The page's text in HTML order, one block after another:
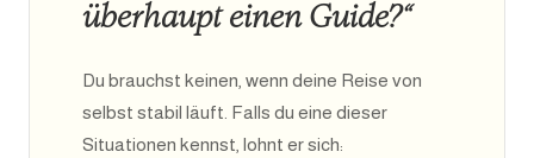
überhaupt einen Guide?“
Du brauchst keinen, wenn deine Reise von
selbst stabil läuft. Falls du eine dieser
Situationen kennst, lohnt er sich: